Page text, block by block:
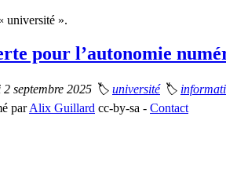
université ».
pour l’autonomie
2 septembre 2025 🏷 université 🏷
parAlix Guillard cc-by-sa - Contact